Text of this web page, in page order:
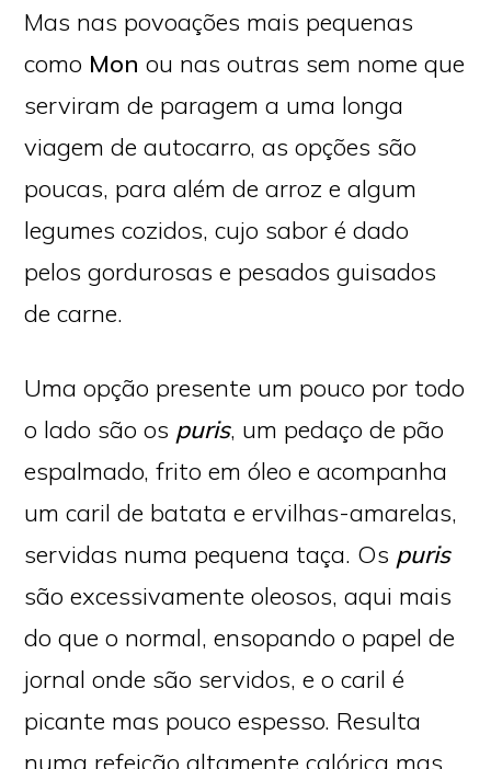
Mas nas povoações mais pequenas
como Mon ou nas outras sem nome que
serviram de paragem a uma longa
viagem de autocarro, as opções são
poucas, para além de arroz e algum
legumes cozidos, cujo sabor é dado
pelos gordurosas e pesados guisados
de carne.
Uma opção presente um pouco por todo
o lado são os puris, um pedaço de pão
espalmado, frito em óleo e acompanha
um caril de batata e ervilhas-amarelas,
servidas numa pequena taça. Os puris
são excessivamente oleosos, aqui mais
do que o normal, ensopando o papel de
jornal onde são servidos, e o caril é
picante mas pouco espesso. Resulta